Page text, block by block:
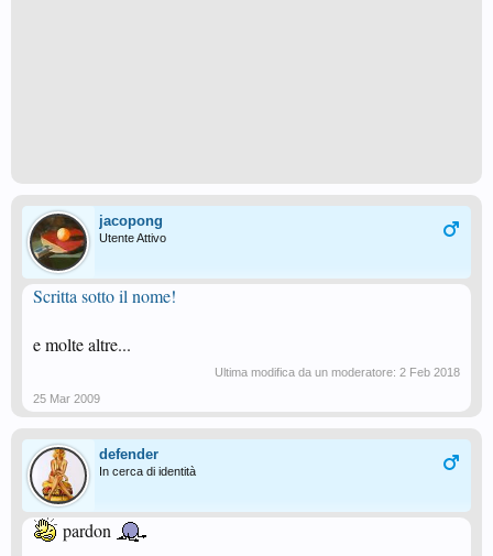
jacopong
Utente Attivo
Scritta sotto il nome!
e molte altre...
Ultima modifica da un moderatore: 2 Feb 2018
25 Mar 2009
defender
In cerca di identità
pardon